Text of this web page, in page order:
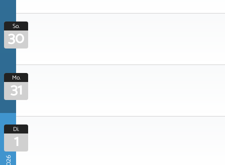
So.
30
Mo.
31
Di.
1